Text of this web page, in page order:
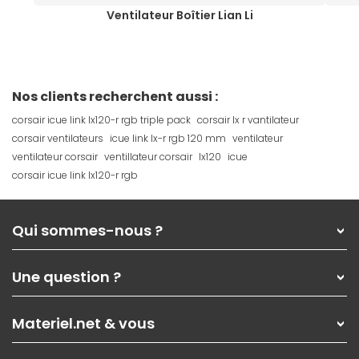
Ventilateur Boîtier Lian Li
Nos clients recherchent aussi :
corsair icue link lx120-r rgb triple pack corsair lx r vantilateur
corsair ventilateurs icue link lx-r rgb 120 mm ventilateur
ventilateur corsair ventillateur corsair lx120 icue
corsair icue link lx120-r rgb
Qui sommes-nous ?
Nos services
Les magasins Materiel.net
Nos solutions pour les pros
Contactez-nous
Une question ?
Paiement, livraison
Garanties,Pack Zen
Materiel.net & vous